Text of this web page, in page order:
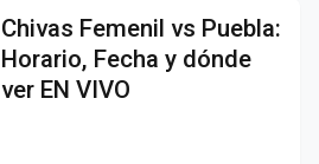
Chivas Femenil vs Puebla:
Horario, Fecha y dónde
ver EN VIVO